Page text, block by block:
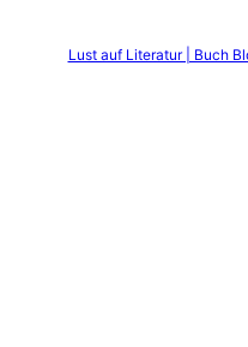
Lust auf Literatur | Buch